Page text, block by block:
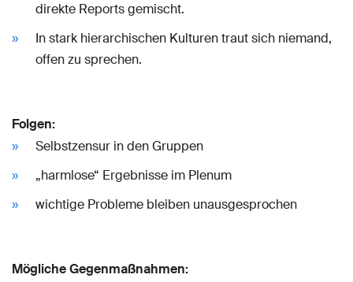
direkte Reports gemischt.
In stark hierarchischen Kulturen traut sich niemand,
offen zu sprechen.
Folgen:
Selbstzensur in den Gruppen
„harmlose“ Ergebnisse im Plenum
wichtige Probleme bleiben unausgesprochen
Mögliche Gegenmaßnahmen: